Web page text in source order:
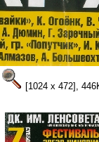
[1024 x 472],